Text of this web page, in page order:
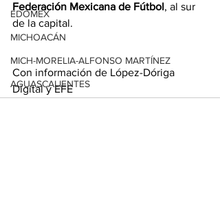
EDOMEX
MICHOACÁN
MICH-MORELIA-ALFONSO MARTÍNEZ
AGUASCALIENTES
Federación Mexicana de Fútbol, al sur
de la capital.
Con información de López-Dóriga
Digital y EFE